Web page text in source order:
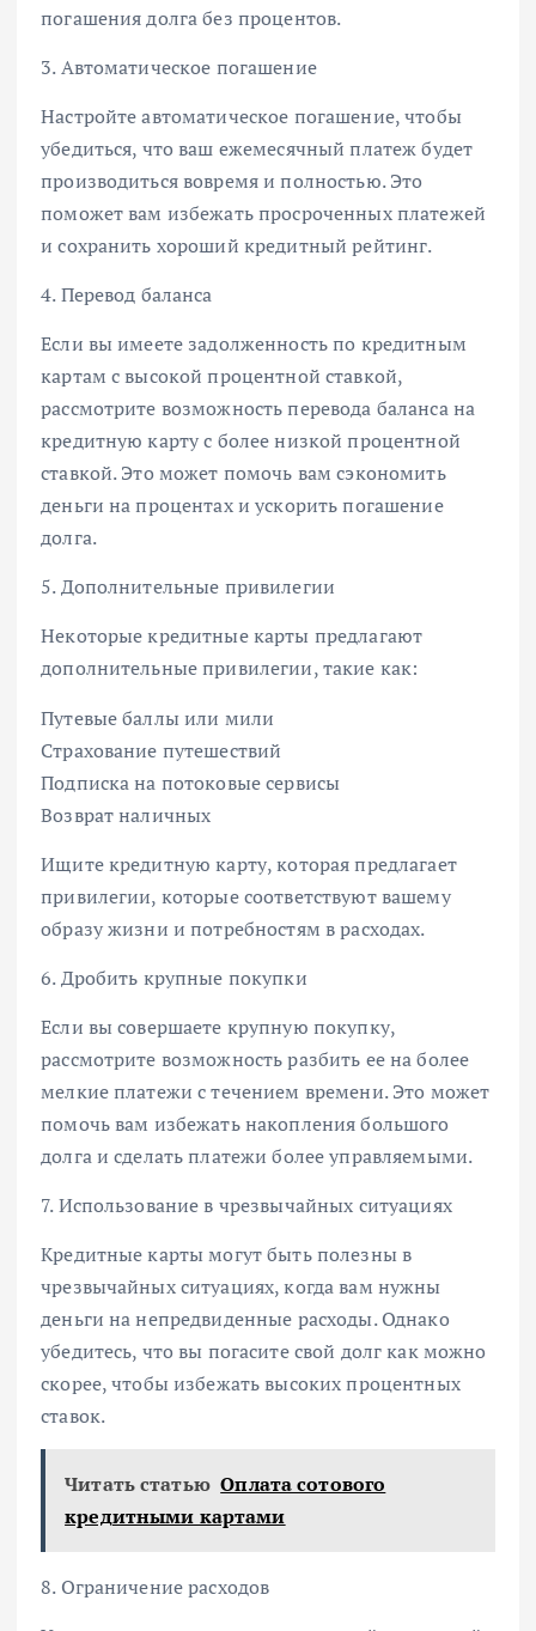
погашения долга без процентов.
3. Автоматическое погашение
Настройте автоматическое погашение, чтобы
убедиться, что ваш ежемесячный платеж будет
производиться вовремя и полностью. Это
поможет вам избежать просроченных платежей
и сохранить хороший кредитный рейтинг.
4. Перевод баланса
Если вы имеете задолженность по кредитным
картам с высокой процентной ставкой,
рассмотрите возможность перевода баланса на
кредитную карту с более низкой процентной
ставкой. Это может помочь вам сэкономить
деньги на процентах и ускорить погашение
долга.
5. Дополнительные привилегии
Некоторые кредитные карты предлагают
дополнительные привилегии, такие как:
Путевые баллы или мили
Страхование путешествий
Подписка на потоковые сервисы
Возврат наличных
Ищите кредитную карту, которая предлагает
привилегии, которые соответствуют вашему
образу жизни и потребностям в расходах.
6. Дробить крупные покупки
Если вы совершаете крупную покупку,
рассмотрите возможность разбить ее на более
мелкие платежи с течением времени. Это может
помочь вам избежать накопления большого
долга и сделать платежи более управляемыми.
7. Использование в чрезвычайных ситуациях
Кредитные карты могут быть полезны в
чрезвычайных ситуациях, когда вам нужны
деньги на непредвиденные расходы. Однако
убедитесь, что вы погасите свой долг как можно
скорее, чтобы избежать высоких процентных
ставок.
Читать статью Оплата сотового
кредитными картами
8. Ограничение расходов